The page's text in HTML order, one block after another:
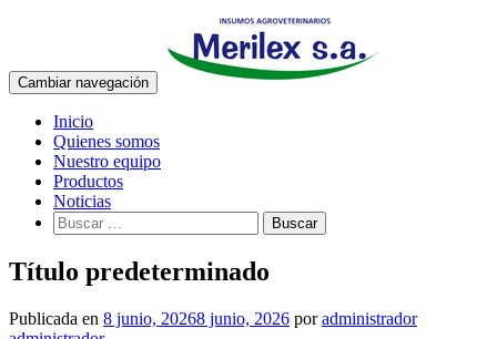
Cambiar navegación
contenido
Inicio
Quienes somos
Nuestro equipo
Productos
Noticias
Buscar:
Título predeterminado
Publicada en 8 junio, 20268 junio, 2026 poradministrador